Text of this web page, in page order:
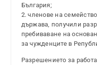
България;
2. членове на
държава, получили
пребиваване на
за чужденците в
Разрешението за